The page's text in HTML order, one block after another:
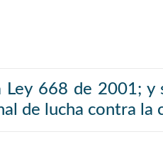
668 de 2001; y
de lucha contra la